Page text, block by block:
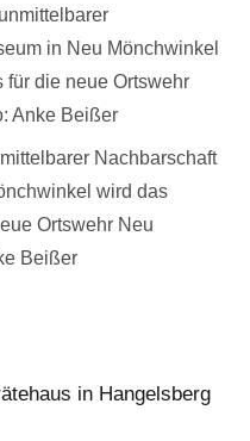
Nachbarschaft
wird das
Ortswehr Neu
Beißer
in Hangelsberg